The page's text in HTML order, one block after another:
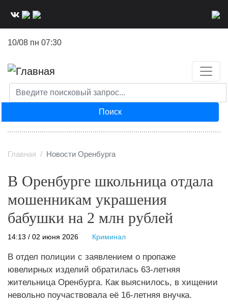
10/08 пн 07:30
Поиск
Главная Новости Оренбурга
В Оренбурге школьница отдала
мошенникам украшения
бабушки на 2 млн рублей
14:13 / 02 июня 2026 Криминал
В отдел полиции с заявлением о пропаже
ювелирных изделий обратилась 63‑летняя
жительница Оренбурга. Как выяснилось, в хищении
невольно поучаствовала её 16‑летняя внучка.